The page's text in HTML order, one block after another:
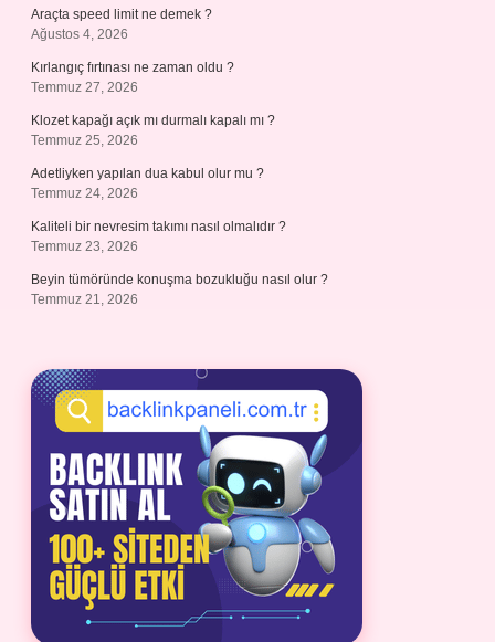
Araçta speed limit ne demek ?
Ağustos 4, 2026
Kırlangıç fırtınası ne zaman oldu ?
Temmuz 27, 2026
Klozet kapağı açık mı durmalı kapalı mı ?
Temmuz 25, 2026
Adetliyken yapılan dua kabul olur mu ?
Temmuz 24, 2026
Kaliteli bir nevresim takımı nasıl olmalıdır ?
Temmuz 23, 2026
Beyin tümöründe konuşma bozukluğu nasıl olur ?
Temmuz 21, 2026